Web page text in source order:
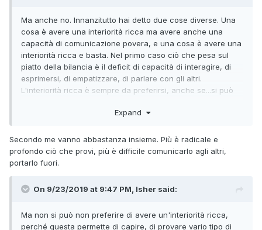
Ma anche no. Innanzitutto hai detto due cose diverse. Una
cosa è avere una interiorità ricca ma avere anche una
capacità di comunicazione povera, e una cosa è avere una
interiorità ricca e basta. Nel primo caso ciò che pesa sul
piatto della bilancia è il deficit di capacità di interagire, di
esprimersi, di empatizzare, di parlare con gli altri.
L'interiorità ricca è sempre da preferirsi, anche se...si può
Expand
Secondo me vanno abbastanza insieme. Più è radicale e
profondo ciò che provi, più è difficile comunicarlo agli altri,
portarlo fuori.
On 9/23/2019 at 9:47 PM, Isher said:
Ma non si può non preferire di avere un'interiorità ricca,
perché questa permette di capire, di provare vario tipo di